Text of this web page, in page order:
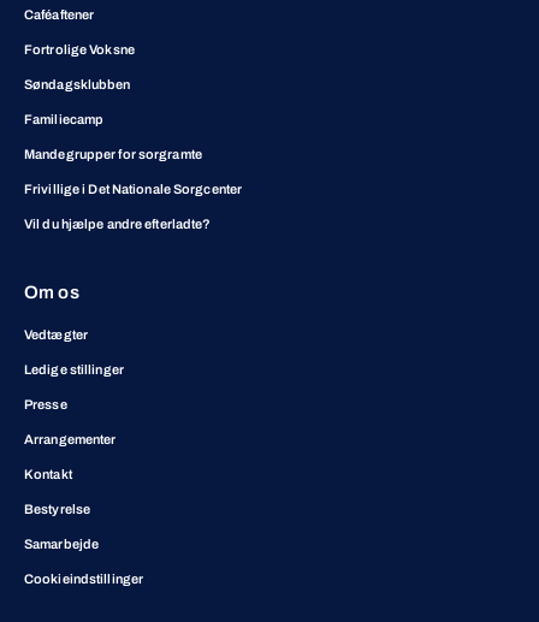
Caféaftener
Fortrolige Voksne
Søndagsklubben
Familiecamp
Mandegrupper for sorgramte
Frivillige i Det Nationale Sorgcenter
Vil du hjælpe andre efterladte?
Om os
Vedtægter
Ledige stillinger
Presse
Arrangementer
Kontakt
Bestyrelse
Samarbejde
Cookieindstillinger